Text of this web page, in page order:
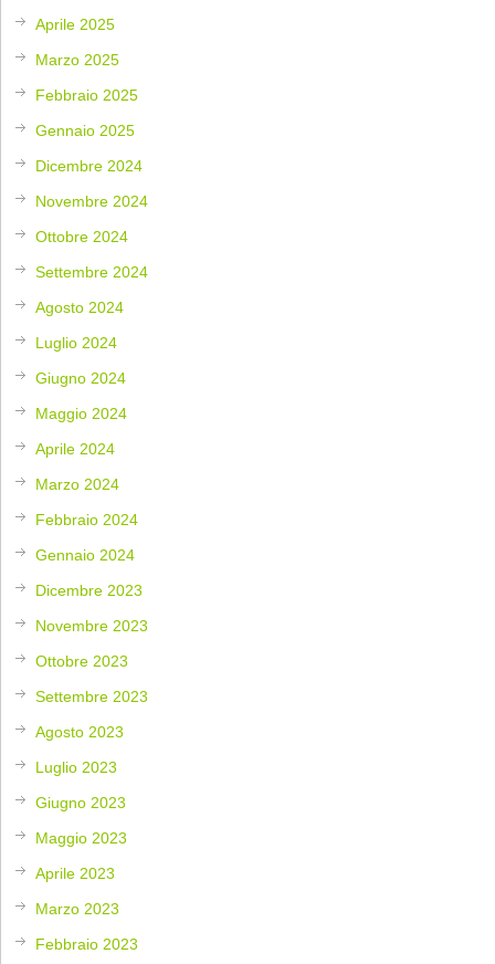
Aprile 2025
Marzo 2025
Febbraio 2025
Gennaio 2025
Dicembre 2024
Novembre 2024
Ottobre 2024
Settembre 2024
Agosto 2024
Luglio 2024
Giugno 2024
Maggio 2024
Aprile 2024
Marzo 2024
Febbraio 2024
Gennaio 2024
Dicembre 2023
Novembre 2023
Ottobre 2023
Settembre 2023
Agosto 2023
Luglio 2023
Giugno 2023
Maggio 2023
Aprile 2023
Marzo 2023
Febbraio 2023